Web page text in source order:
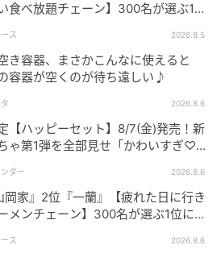
に、ポリエステル素材の布がピ
展開すると約20cmの丸いうちわ
オムライスのイラストが描かれ
らしいデザイン♡涼みながら癒
食べ放題チェーン】300名が選ぶ1位
ス 2026.8.5
き容器、まさかこんなに使えると
容器が空くのが待ち遠しい♪
2026.8.6
【ハッピーセット】8/7(金)発売！新
ゃ第1弾を全部見せ「かわいすぎ♡」
ダー 2026.8.6
岡家』2位『一蘭』【疲れた日に行き
メンチェーン】300名が選ぶ1位に
ス 2026.8.6